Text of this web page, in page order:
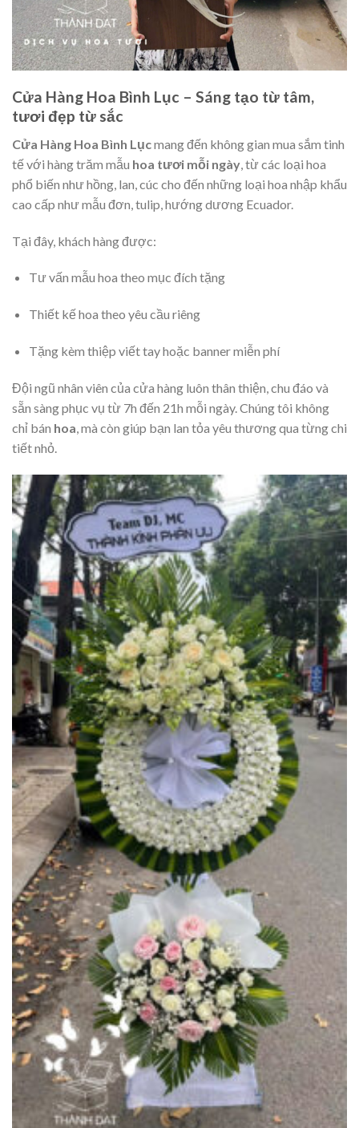
Cửa Hàng Hoa Bình Lục – Sáng tạo từ tâm,
tươi đẹp từ sắc
Cửa Hàng Hoa Bình Lụcmang đến không gian mua sắm tinh
tế với hàng trăm mẫu hoa tươi mỗi ngày , từ các loại hoa
phổ biến như hồng, lan, cúc cho đến những loại hoa nhập khẩu
cao cấp như mẫu đơn, tulip, hướng dương Ecuador.
Tại đây, khách hàng được:
Tư vấn mẫu hoa theo mục đích tặng
Thiết kế hoa theo yêu cầu riêng
Tặng kèm thiệp viết tay hoặc banner miễn phí
Đội ngũ nhân viên của cửa hàng luôn thân thiện, chu đáo và
sẵn sàng phục vụ từ 7h đến 21h mỗi ngày. Chúng tôi không
chỉ bán hoa , mà còn giúp bạn lan tỏa yêu thương qua từng chi
tiết nhỏ.